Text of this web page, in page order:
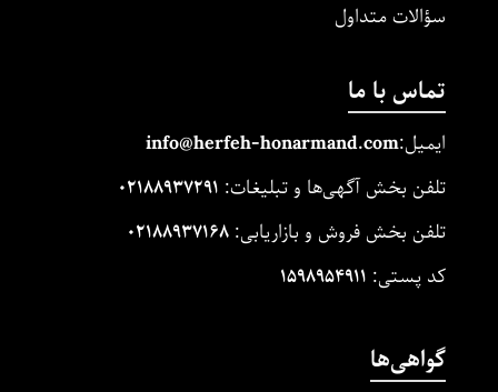
سؤالات متداول
تماس با ما
ایمیل: info@herfeh-honarmand.com
تلفن بخش آگهی‌ها و تبلیغات:
تلفن بخش فروش و بازاریابی:
کد پستی:
گواهی‌ها